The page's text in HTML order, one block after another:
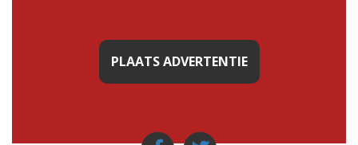
PLAATS ADVERTENTIE